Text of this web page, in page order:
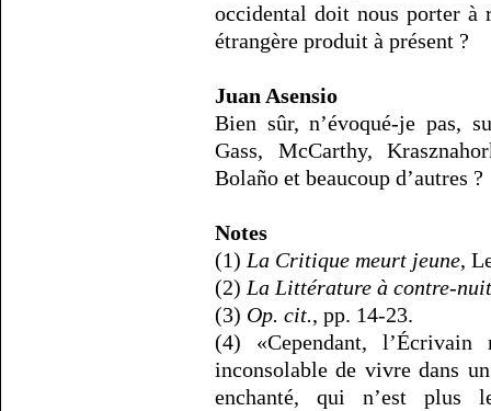
occidental doit nous porter à
étrangère produit à présent ?
Juan Asensio
Bien sûr, n’évoqué-je pas,
Gass, McCarthy,
Bolaño et beaucoup d’autres ?
Notes
(1) La Critique meurt jeune,
(2) La Littérature à contre-nuit
(3) Op. cit., pp. 14-23.
(4) «Cependant,
inconsolable de vivre dans
enchanté, qui n’est plus